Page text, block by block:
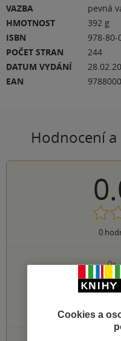
VAZBA
pevná
HMOTNOST
392 g
ISBN
978-80-
POČET STRAN
244
DATUM VYDÁNÍ
EAN
Hodnocení a
0
0×
0×
0×
0×
Cookies a